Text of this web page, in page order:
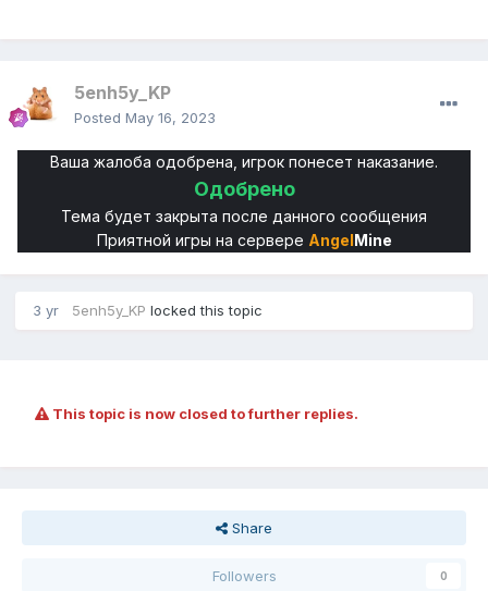
5enh5y_KP
Posted May 16, 2023
Ваша жалоба одобрена, игрок понесет наказание.
Одобрено
Тема будет закрыта после данного сообщения
Приятной игры на сервере AngelMine
3 yr 5enh5y_KP locked this topic
This topic is now closed to further replies.
Share
Followers 0